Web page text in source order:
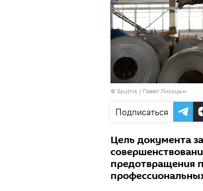
© Sputnik / Павел Лисицын
Подписаться
Цель документа
предотвращения